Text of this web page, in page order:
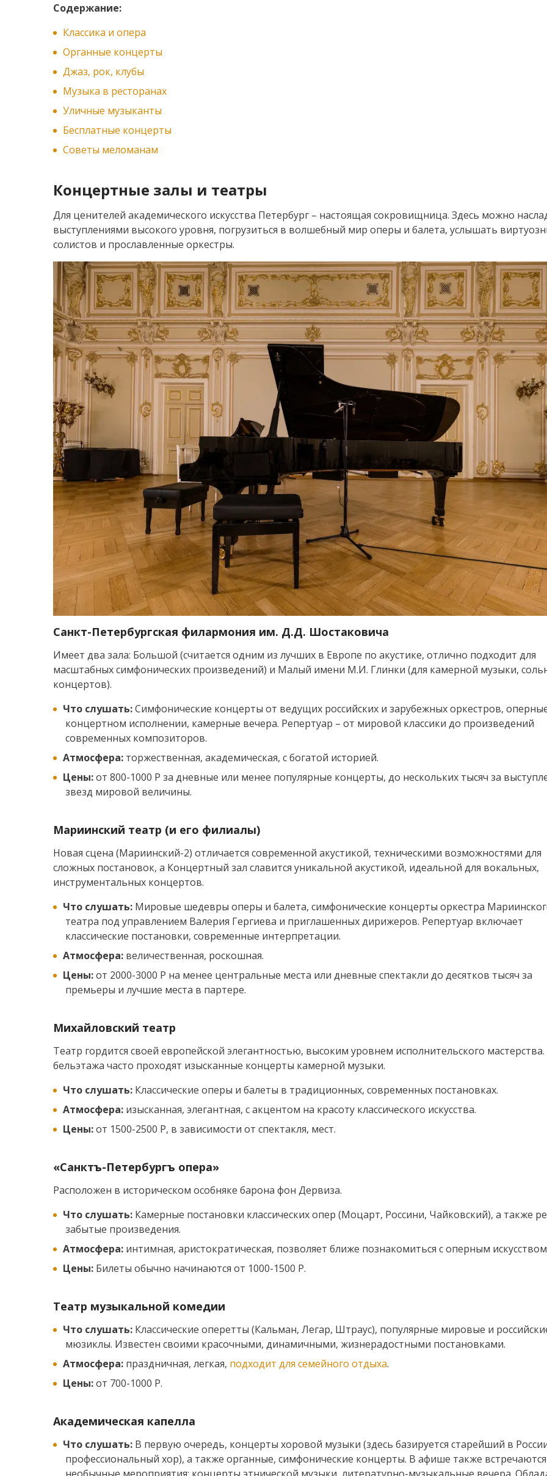
Содержание:
Классика и опера
Органные концерты
Джаз, рок, клубы
Музыка в ресторанах
Уличные музыканты
Бесплатные концерты
Советы меломанам
Концертные залы и театры
Для ценителей академического искусства Петербург – настоящая сокровищница. Здесь можно
выступлениями высокого уровня, погрузиться в волшебный мир оперы и балета, услышать
солистов и прославленные оркестры.
Санкт-Петербургская филармония им. Д.Д. Шостаковича
Имеет два зала: Большой (считается одним из лучших в Европе по акустике, отлично подходит для
масштабных симфонических произведений) и Малый имени М.И. Глинки (для камерной музыки,
концертов).
Что слушать:Симфонические концерты от ведущих российских и зарубежных оркестров,
концертном исполнении, камерные вечера. Репертуар – от мировой классики до произведений
современных композиторов.
Атмосфера: торжественная, академическая, с богатой историей.
Цены:от 800-1000 Р за дневные или менее популярные концерты, до нескольких тысяч за
звезд мировой величины.
Мариинский театр (и его филиалы)
Новая сцена (Мариинский-2) отличается современной акустикой, техническими возможностями для
сложных постановок, а Концертный зал славится уникальной акустикой, идеальной для вокальных,
инструментальных концертов.
Что слушать: Мировые шедевры оперы и балета, симфонические концерты оркестра
театра под управлением Валерия Гергиева и приглашенных дирижеров. Репертуар включает
классические постановки, современные интерпретации.
Атмосфера: величественная, роскошная.
Цены:от 2000-3000 Р на менее центральные места или дневные спектакли до десятков тысяч за
премьеры и лучшие места в партере.
Михайловский театр
Театр гордится своей европейской элегантностью, высоким уровнем исполнительского
бельэтажа часто проходят изысканные концерты камерной музыки.
Что слушать: Классические оперы и балеты в традиционных, современных постановках.
Атмосфера: изысканная, элегантная, с акцентом на красоту классического искусства.
Цены:от 1500-2500 Р, в зависимости от спектакля, мест.
«Санктъ-Петербургъ опера»
Расположен в историческом особняке барона фон Дервиза.
Что слушать: Камерные постановки классических опер (Моцарт, Россини, Чайковский), а также
забытые произведения.
Атмосфера: интимная, аристократическая, позволяет ближе познакомиться с оперным
Цены: Билеты обычно начинаются от 1000-1500 Р.
Театр музыкальной комедии
Что слушать: Классические оперетты (Кальман, Легар, Штраус), популярные мировые и
мюзиклы. Известен своими красочными, динамичными, жизнерадостными постановками.
Атмосфера: праздничная, легкая, подходит для семейного отдыха.
Цены:от 700-1000 Р.
Академическая капелла
Что слушать: В первую очередь, концерты хоровой музыки (здесь базируется старейший в
профессиональный хор), а также органные, симфонические концерты. В афише также встречаются